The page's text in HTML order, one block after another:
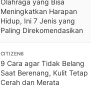
Olahraga yang Bisa
Meningkatkan Harapan
Hidup, Ini 7 Jenis yang
Paling Direkomendasikan
CITIZEN6
9 Cara agar Tidak Belang
Saat Berenang, Kulit Tetap
Cerah dan Merata